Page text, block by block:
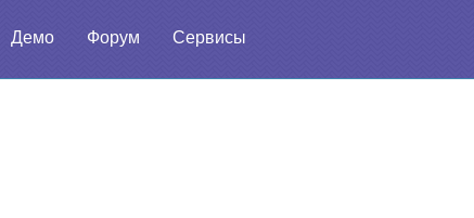
Демо Форум Сервисы